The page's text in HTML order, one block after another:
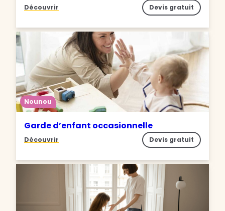
Découvrir Devis gratuit
Nounou
Garde d’enfant occasionnelle
Découvrir Devis gratuit